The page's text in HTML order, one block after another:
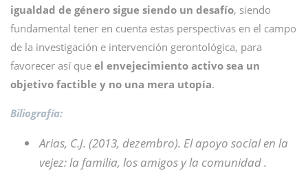
igualdad de género sigue siendo un desafío, siendo
fundamental tener en cuenta estas perspectivas en el campo
de la investigación e intervención gerontológica, para
favorecer así que el envejecimiento activo sea un
objetivo factible y no una mera utopía.
Biliografía:
Arias, C.J. (2013, dezembro). El apoyo social en la
vejez: la familia, los amigos y la comunidad .